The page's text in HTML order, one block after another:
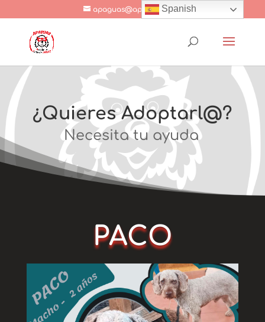
apaguas@apaguas.com
¿Quieres Adoptarl@?
Necesita tu ayuda
PACO
Spanish